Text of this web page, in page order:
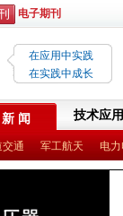
电子期刊
在应用中实践
在实践中成长
新 闻 技术应用
交通 军工航天 电